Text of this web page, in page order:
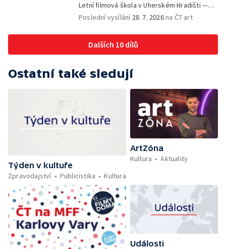
Letní filmová škola v Uherském Hradišti —
Olomoucký U-klub znovu ožije
Poslední vysílání 28. 7. 2026na ČT art
Dalších 10 dílů
Ostatní také sledují
Týden v kultuře
Zpravodajství
Publicistika Kultura
ArtZóna
Kultura
Aktuality
Události